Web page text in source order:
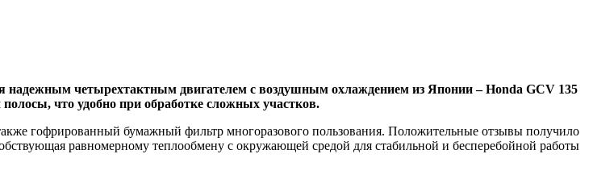
надежным четырехтактным двигателем с воздушным охлаждением из Японии – Honda GCV 135
что удобно при обработке сложных участков.
гофрированный бумажный фильтр многоразового пользования. Положительные отзывы получило
равномерному теплообмену с окружающей средой для стабильной и бесперебойной работы